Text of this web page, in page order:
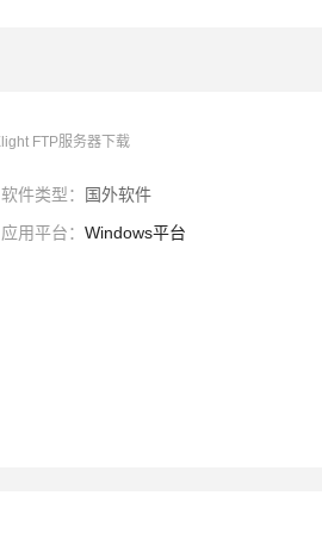
FTP服务器下载
软件类型：
国外软件
应用平台： Windows平台